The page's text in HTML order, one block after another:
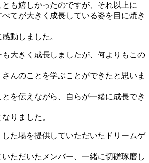
も嬉しかったのですが、それ以上に
てが大きく成長している姿を目に焼き
動しました。
大きく成長しましたが、何よりもこの
んのことを学ぶことができたと思いま
とを伝えながら、自らが一緒に成長でき
りました。
した場を提供していただいたドリームゲ
ただいたメンバー、一緒に切磋琢磨し